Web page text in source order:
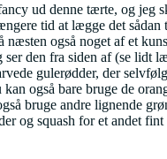
ud denne tærte, og jeg
tid at lægge det
næsten også noget af et
den fra siden af (se lidt
gulerødder, der
også bare bruge de
bruge andre lignende
og squash for et andet